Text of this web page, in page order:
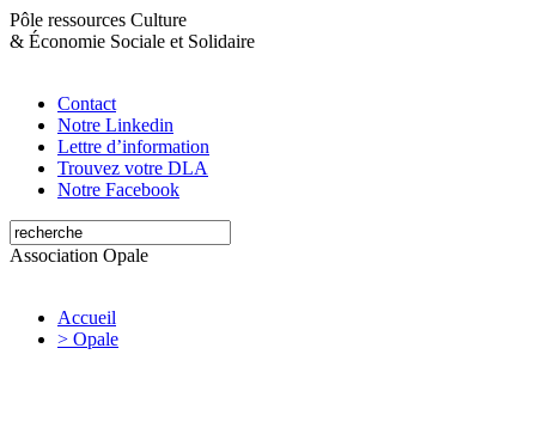
Pôle ressources Culture
& Économie Sociale et Solidaire
Contact
Notre Linkedin
Lettre d’information
Trouvez votre DLA
Notre Facebook
Association Opale
Accueil
> Opale